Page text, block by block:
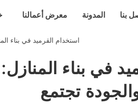
معرض أعمالنا المدونة بنا
في بناء
تجتمع